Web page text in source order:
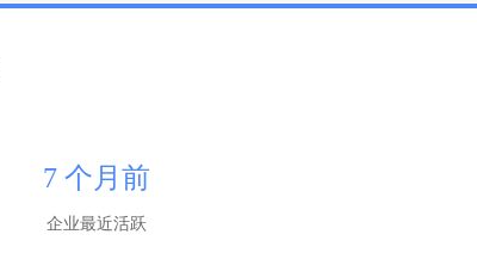
7 个月前
企业最近活跃